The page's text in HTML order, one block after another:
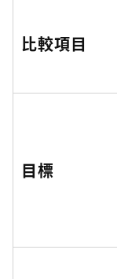
比較項目
目標